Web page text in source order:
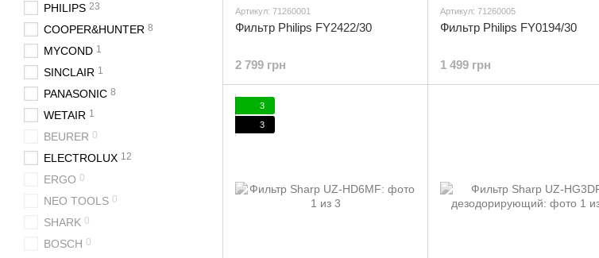
Артикул: 71260001
Фильтр Philips FY2422/30
2 799 грн
Артикул: 71260005
Фильтр Philips FY0194/30
1 499 грн
3
3
PHILIPS 23
COOPER&HUNTER 8
MYCOND 1
SINCLAIR 1
PANASONIC 8
WETAIR 1
BEURER 0
ELECTROLUX 12
ERGO 0
NEO TOOLS 0
SHARK 0
BOSCH 0